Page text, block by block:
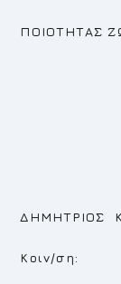
ΤΗΣ
ΠΟΙΟΤΗΤΑΣ
ΔΗΜΗΤΡΙΟΣ
Κοιν/ση: